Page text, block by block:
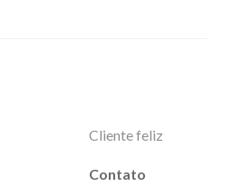
Cliente feliz
Contato